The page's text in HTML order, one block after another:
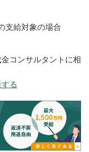
支給対象の場合
コンサルタントに相
る